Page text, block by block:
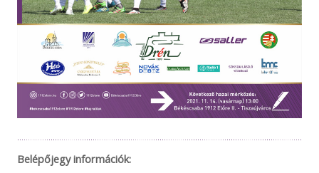
Belépőjegy információk: